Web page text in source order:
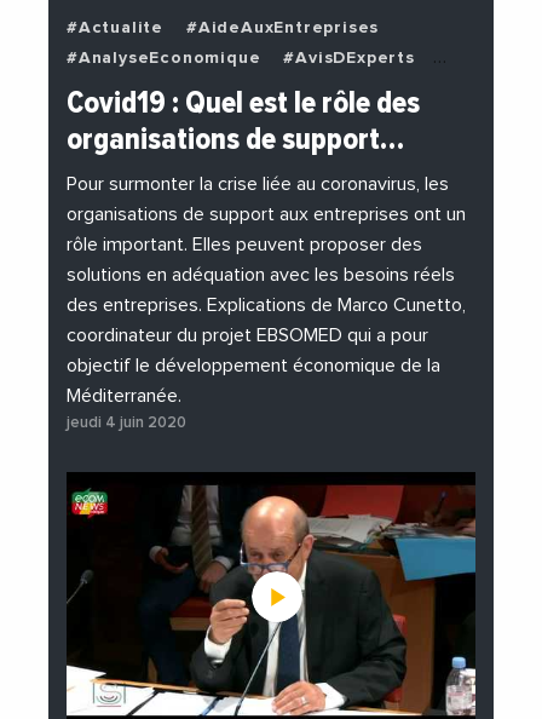
#Actualite
#AideAuxEntreprises
#AnalyseEconomique
#AvisDExperts
#BuzzNews
#Decideurs
#EchangesMediterraneens
#Economie
#EnDirectDe
#Entreprises
#Institutions
#PhotosEtVideos
Covid19 : Quel est le rôle des
organisations de support…
Pour surmonter la crise liée au coronavirus, les
organisations de support aux entreprises ont un
rôle important. Elles peuvent proposer des
solutions en adéquation avec les besoins réels
des entreprises. Explications de Marco Cunetto,
coordinateur du projet EBSOMED qui a pour
objectif le développement économique de la
Méditerranée.
jeudi 4 juin 2020